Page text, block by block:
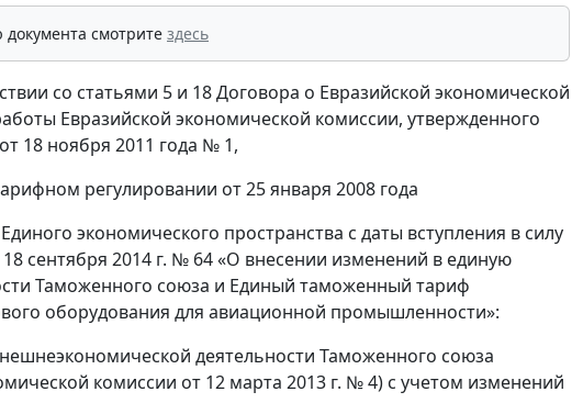
смотрите здесь
со статьями 5 и 18 Договора о Евразийской экономической
Евразийской экономической комиссии, утвержденного
18 ноября 2011 года № 1,
регулировании от 25 января 2008 года
экономического пространства с даты вступления в силу
сентября 2014 г. № 64 «О внесении изменений в единую
Таможенного союза и Единый таможенный тариф
оборудования для авиационной промышленности»:
деятельности Таможенного союза
комиссии от 12 марта 2013 г. № 4) с учетом изменений